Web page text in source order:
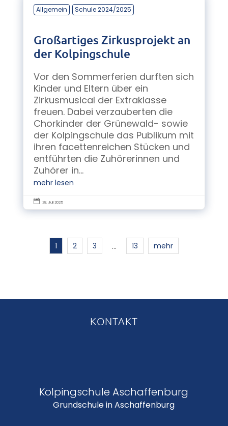
Allgemein Schule 2024/2025
Großartiges Zirkusprojekt an
der Kolpingschule
Vor den Sommerferien durften sich
Kinder und Eltern über ein
Zirkusmusical der Extraklasse
freuen. Dabei verzauberten die
Chorkinder der Grünewald- sowie
der Kolpingschule das Publikum mit
ihren facettenreichen Stücken und
entführten die Zuhörerinnen und
Zuhörer in...
mehr lesen
 28. Juli 2025
1 2 3 … 13 mehr
KONTAKT
Kolpingschule Aschaffenburg
Grundschule in Aschaffenburg